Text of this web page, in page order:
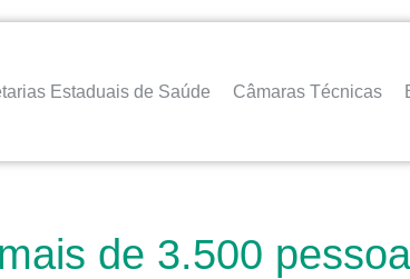
Estaduais de Saúde Câmaras Técnicas
de 3.500